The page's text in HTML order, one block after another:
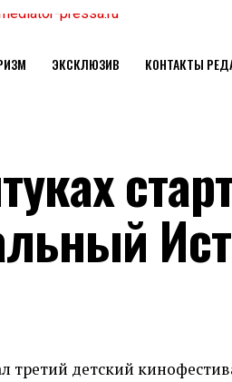
ЭКСКЛЮЗИВ КОНТАКТЫ
третий детский